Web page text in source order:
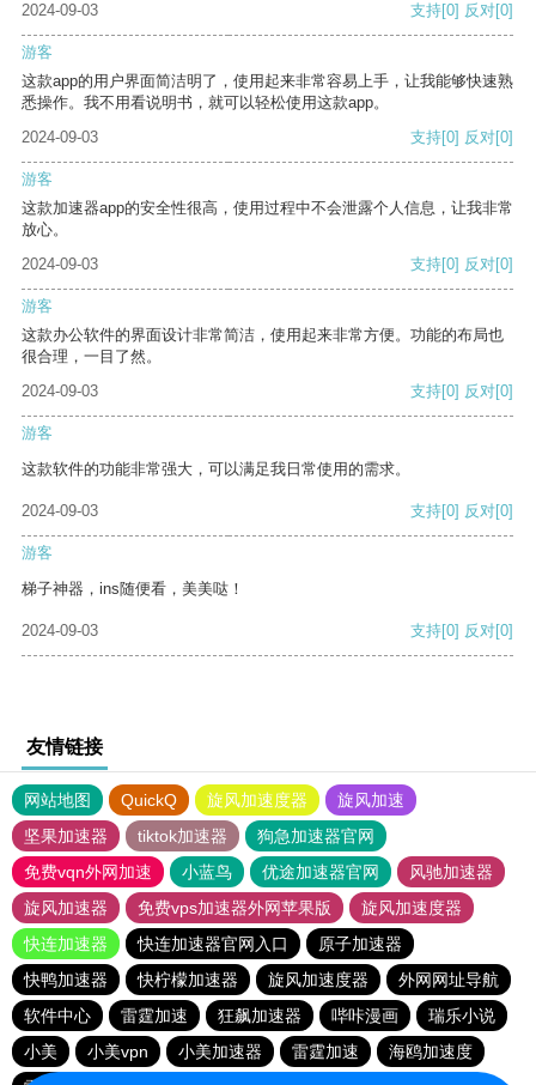
2024-09-03 支持[0] 反对[0]
游客
这款app的用户界面简洁明了，使用起来非常容易上手，让我能够快速熟
悉操作。我不用看说明书，就可以轻松使用这款app。
2024-09-03
支持[0] 反对[0]
游客
这款加速器app的安全性很高，使用过程中不会泄露个人信息，让我非常
放心。
2024-09-03
支持[0] 反对[0]
游客
这款办公软件的界面设计非常简洁，使用起来非常方便。功能的布局也
很合理，一目了然。
2024-09-03
支持[0] 反对[0]
游客
这款软件的功能非常强大，可以满足我日常使用的需求。
2024-09-03 支持[0] 反对[0]
游客
梯子神器，ins随便看，美美哒！
2024-09-03 支持[0] 反对[0]
友情链接
网站地图 QuickQ 旋风加速度器
旋风加速
坚果加速器
tiktok加速器
狗急加速器官网
免费vqn外网加速
小蓝鸟 优途加速器官网
风驰加速器
旋风加速器
免费vps加速器外网苹果版
旋风加速度器
快连加速器
快连加速器官网入口
原子加速器
快鸭加速器
快柠檬加速器 旋风加速度器
外网网址导航
软件中心
雷霆加速 狂飙加速器 哔咔漫画
瑞乐小说
小美
小美vpn 小美加速器 雷霆加速
海鸥加速度